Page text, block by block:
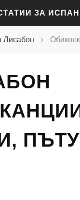
ЗА
ЗА БАРСЕЛОНА
ЗА СЕВИЛЯ
ЗА ВАЛЕНСИЯ
Лисабон ›